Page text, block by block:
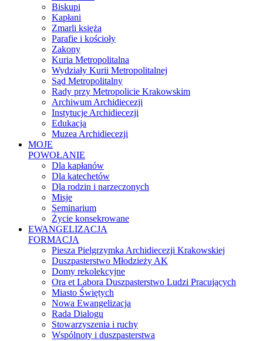
Biskupi
Kapłani
Zmarli księża
Parafie i kościoły
Zakony
Kuria Metropolitalna
Wydziały Kurii Metropolitalnej
Sąd Metropolitalny
Rady przy Metropolicie Krakowskim
Archiwum Archidiecezji
Instytucje Archidiecezji
Edukacja
Muzea Archidiecezji
MOJE
POWOŁANIE
Dla kapłanów
Dla katechetów
Dla rodzin i narzeczonych
Misje
Seminarium
Życie konsekrowane
EWANGELIZACJA
FORMACJA
Piesza Pielgrzymka Archidiecezji Krakowskiej
Duszpasterstwo Młodzieży AK
Domy rekolekcyjne
Ora et Labora Duszpasterstwo Ludzi Pracujących
Miasto Świętych
Nowa Ewangelizacja
Rada Dialogu
Stowarzyszenia i ruchy
Wspólnoty i duszpasterstwa